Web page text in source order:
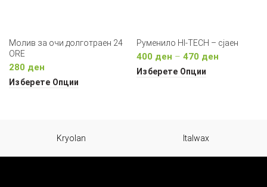
Молив за очи долготраен 24
ORE
280 ден
Изберете Опции
Руменило HI-TECH – сјаен
400 ден – 470 ден
Изберете Опции
Kryolan Italwax